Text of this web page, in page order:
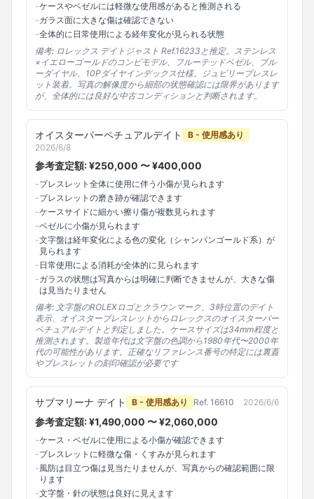
-ケースやベゼルには軽微な使用感があると推測される
-ガラス面に大きな傷は確認できない
-全体的に日常使用による経年変化が見られる状態
備考: ロレックス デイトジャスト Ref.16233と推定。ステンレス
×イエローゴールドのコンビモデル、フルーテッドベゼル、ブル
ーダイヤル、10Pダイヤインデックス仕様。ジュビリーブレスレ
ット装着。写真の解像度から細部の状態確認には限界があります
が、全体的には良好な中古コンディションと判断されます。
オイスターパーペチュアルデイト
B - 使用感あり
2026/6/8
参考査定額: ¥250,000 〜 ¥400,000
-ブレスレット全体に使用に伴う小傷が見られます
-ブレスレットの磨き跡が確認できます
-ケースサイドに細かい擦り傷が複数見られます
-ベゼルに小傷が見られます
-文字盤は経年変化による色の変化（シャンパンゴールド系）が
見られます
- 日常使用による消耗が全体的に見られます
-ガラスの状態は写真からは明確に判断できませんが、大きな傷
は見当たりません
備考: 文字盤のROLEXロゴとクラウンマーク、3時位置のデイト
表示、オイスターブレスレットからロレックスのオイスターパー
ペチュアルデイトと判定しました。ケースサイズは34mm程度と
推測されます。製造年代は文字盤の色調から1980年代〜2000年
代の可能性があります。正確なリファレンス番号の特定には裏蓋
やブレスレットの刻印確認が必要です
サブマリーナ デイト B - 使用感あり Ref. 16610 2026/6/6
参考査定額: ¥1,490,000 〜 ¥2,060,000
-ケース・ベゼルに使用による小傷が確認できます
-ブレスレットに軽微な傷・くすみが見られます
-風防は目立つ傷は見当たりませんが、写真からの確認範囲に限
ります
-文字盤・針の状態は良好に見えます